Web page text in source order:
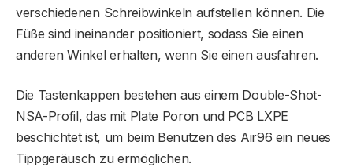
verschiedenen Schreibwinkeln aufstellen können. Die
Füße sind ineinander positioniert, sodass Sie einen
anderen Winkel erhalten, wenn Sie einen ausfahren.
Die Tastenkappen bestehen aus einem Double-Shot-
NSA-Profil, das mit Plate Poron und PCB LXPE
beschichtet ist, um beim Benutzen des Air96 ein neues
Tippgeräusch zu ermöglichen.